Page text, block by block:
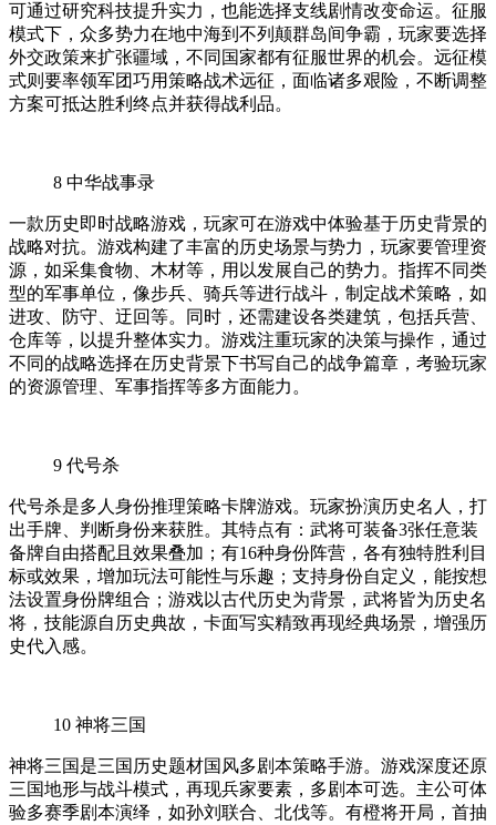
可通过研究科技提升实力，也能选择支线剧情改变命运。征服
模式下，众多势力在地中海到不列颠群岛间争霸，玩家要选择
外交政策来扩张疆域，不同国家都有征服世界的机会。远征模
式则要率领军团巧用策略战术远征，面临诸多艰险，不断调整
方案可抵达胜利终点并获得战利品。
8 中华战事录
一款历史即时战略游戏，玩家可在游戏中体验基于历史背景的
战略对抗。游戏构建了丰富的历史场景与势力，玩家要管理资
源，如采集食物、木材等，用以发展自己的势力。指挥不同类
型的军事单位，像步兵、骑兵等进行战斗，制定战术策略，如
进攻、防守、迂回等。同时，还需建设各类建筑，包括兵营、
仓库等，以提升整体实力。游戏注重玩家的决策与操作，通过
不同的战略选择在历史背景下书写自己的战争篇章，考验玩家
的资源管理、军事指挥等多方面能力。
9 代号杀
代号杀是多人身份推理策略卡牌游戏。玩家扮演历史名人，打
出手牌、判断身份来获胜。其特点有：武将可装备3张任意装
备牌自由搭配且效果叠加；有16种身份阵营，各有独特胜利目
标或效果，增加玩法可能性与乐趣；支持身份自定义，能按想
法设置身份牌组合；游戏以古代历史为背景，武将皆为历史名
将，技能源自历史典故，卡面写实精致再现经典场景，增强历
史代入感。
10 神将三国
神将三国是三国历史题材国风多剧本策略手游。游戏深度还原
三国地形与战斗模式，再现兵家要素，多剧本可选。主公可体
验多赛季剧本演绎，如孙刘联合、北伐等。有橙将开局，首抽